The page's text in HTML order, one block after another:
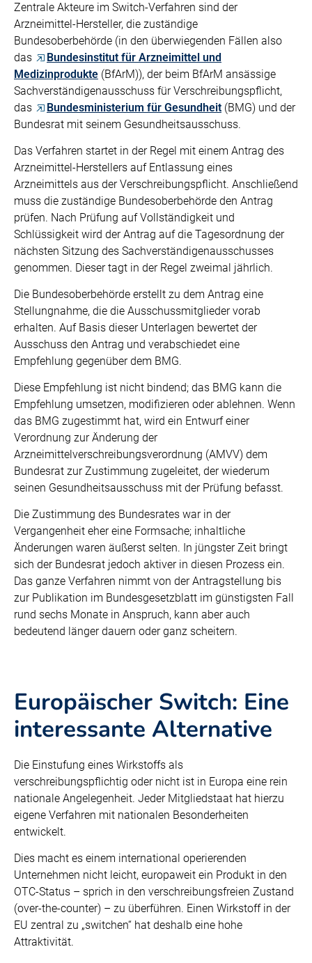
Zentrale Akteure im Switch-Verfahren sind der
Arzneimittel-Hersteller, die zuständige
Bundesoberbehörde (in den überwiegenden Fällen also
das
Bundesinstitut für Arzneimittel und
Medizinprodukte (BfArM)), der beim BfArM ansässige
Sachverständigenausschuss für Verschreibungspflicht,
das
Bundesministerium für Gesundheit (BMG) und der
Bundesrat mit seinem Gesundheitsausschuss.
Das Verfahren startet in der Regel mit einem Antrag des
Arzneimittel-Herstellers auf Entlassung eines
Arzneimittels aus der Verschreibungspflicht. Anschließend
muss die zuständige Bundesoberbehörde den Antrag
prüfen. Nach Prüfung auf Vollständigkeit und
Schlüssigkeit wird der Antrag auf die Tagesordnung der
nächsten Sitzung des Sachverständigenausschusses
genommen. Dieser tagt in der Regel zweimal jährlich.
Die Bundesoberbehörde erstellt zu dem Antrag eine
Stellungnahme, die die Ausschussmitglieder vorab
erhalten. Auf Basis dieser Unterlagen bewertet der
Ausschuss den Antrag und verabschiedet eine
Empfehlung gegenüber dem BMG.
Diese Empfehlung ist nicht bindend; das BMG kann die
Empfehlung umsetzen, modifizieren oder ablehnen. Wenn
das BMG zugestimmt hat, wird ein Entwurf einer
Verordnung zur Änderung der
Arzneimittelverschreibungsverordnung (AMVV) dem
Bundesrat zur Zustimmung zugeleitet, der wiederum
seinen Gesundheitsausschuss mit der Prüfung befasst.
Die Zustimmung des Bundesrates war in der
Vergangenheit eher eine Formsache; inhaltliche
Änderungen waren äußerst selten. In jüngster Zeit bringt
sich der Bundesrat jedoch aktiver in diesen Prozess ein.
Das ganze Verfahren nimmt von der Antragstellung bis
zur Publikation im Bundesgesetzblatt im günstigsten Fall
rund sechs Monate in Anspruch, kann aber auch
bedeutend länger dauern oder ganz scheitern.
Europäischer Switch: Eine
interessante Alternative
Die Einstufung eines Wirkstoffs als
verschreibungspflichtig oder nicht ist in Europa eine rein
nationale Angelegenheit. Jeder Mitgliedstaat hat hierzu
eigene Verfahren mit nationalen Besonderheiten
entwickelt.
Dies macht es einem international operierenden
Unternehmen nicht leicht, europaweit ein Produkt in den
OTC-Status – sprich in den verschreibungsfreien Zustand
(over-the-counter) – zu überführen. Einen Wirkstoff in der
EU zentral zu „switchen“ hat deshalb eine hohe
Attraktivität.